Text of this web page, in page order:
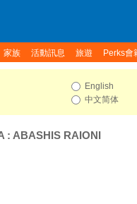
家族 活動訊息 旅遊 Perks會
English
中文简体
: ABASHIS RAIONI